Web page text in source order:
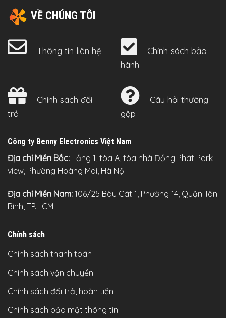
VỀ CHÚNG TÔI
Thông tin liên hệ
Chính sách bảo
hành
Chính sách đổi
trả
Câu hỏi thường
gặp
Công ty Benny Electronics Việt Nam
Địa chỉ Miền Bắc: Tầng 1, tòa A, tòa nhà Đồng Phát Park
view, Phường Hoàng Mai, Hà Nội
Địa chỉ Miền Nam: 106/25 Bàu Cát 1, Phường 14, Quận Tân
Bình, TP.HCM
Chính sách
Chính sách thanh toán
Chính sách vận chuyển
Chính sách đổi trả, hoàn tiền
Chính sách bảo mật thông tin